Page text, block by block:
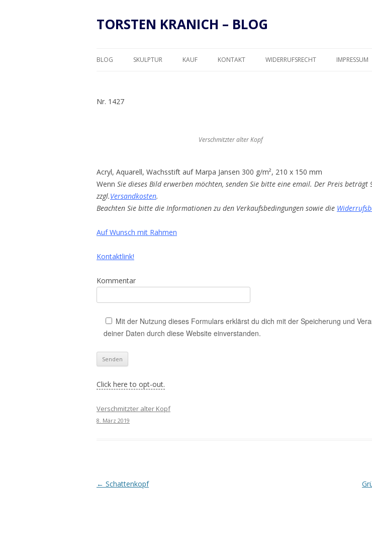
TORSTEN KRANICH – BLOG
Inhalt
BLOG SKULPTUR KAUF KONTAKT WIDERRUFSRECHT IMPRESSUM
Nr. 1427
Verschmitzter alter Kopf
Acryl, Aquarell, Wachsstift auf Marpa Jansen 300 g/m², 210 x 150 mm
Wenn Sie dieses Bild erwerben möchten, senden Sie bitte eine email. Der Preis beträgt
zzgl.Versandkosten.
Beachten Sie bitte die Informationen zu den Verkaufsbedingungen sowie die
Auf Wunsch mit Rahmen
Kontaktlink!
Kommentar
Mit der Nutzung dieses Formulars erklärst du dich mit der Speicherung und
deiner Daten durch diese Website einverstanden.
Click here to opt-out.
Verschmitzter alter Kopf
8. März 2019
Beitrags-
← Schattenkopf